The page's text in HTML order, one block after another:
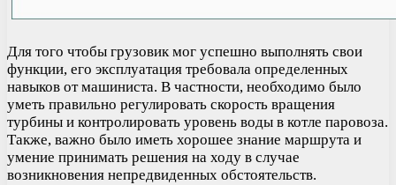
Для того чтобы грузовик мог успешно выполнять свои
функции, его эксплуатация требовала определенных
навыков от машиниста. В частности, необходимо было
уметь правильно регулировать скорость вращения
турбины и контролировать уровень воды в котле паровоза.
Также, важно было иметь хорошее знание маршрута и
умение принимать решения на ходу в случае
возникновения непредвиденных обстоятельств.